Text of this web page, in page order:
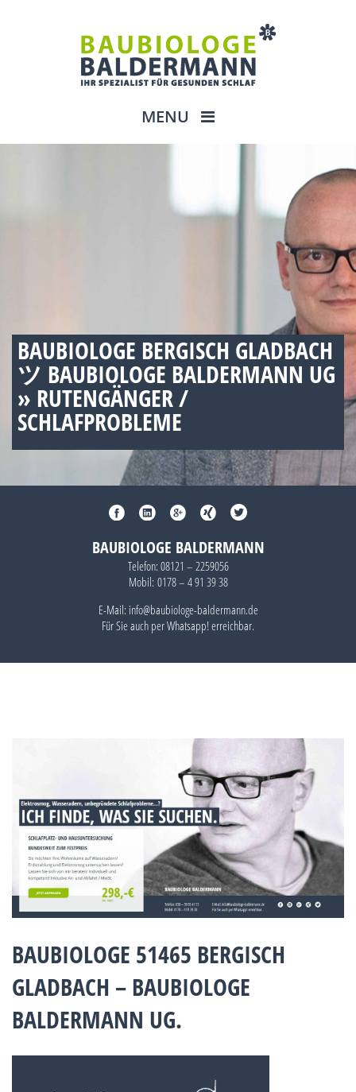
MENU
BAUBIOLOGE BERGISCH GLADBACH
ツ BAUBIOLOGE BALDERMANN UG
» RUTENGÄNGER /
SCHLAFPROBLEME
BAUBIOLOGE BALDERMANN
Telefon: 08121 – 2259056
Mobil: 0178 – 4 91 39 38
E-Mail: info@baubiologe-baldermann.de
Für Sie auch perWhatsapp!erreichbar.
BAUBIOLOGE 51465 BERGISCH
GLADBACH – BAUBIOLOGE
BALDERMANN UG.